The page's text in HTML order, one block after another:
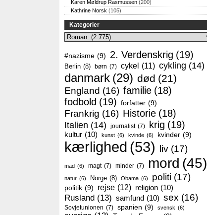
Karen Møldrup Rasmussen (200)
Kathrine Norsk (105)
Kategorier
Kategorier
#nazisme (9) 2. Verdenskrig (19)
Berlin (8) børn (7) cykel (11) cykling (14)
danmark (29) død (21)
England (16) familie (18)
fodbold (19) forfatter (9)
Frankrig (16) Historie (18)
Italien (14) journalist (7) krig (19)
kultur (10) kunst (6) kvinde (6) kvinder (9)
kærlighed (53) liv (17)
mad (6) magt (7) minder (7) mord (45)
natur (6) Norge (8) Obama (6) politi (17)
politik (9) rejse (12) religion (10)
Rusland (13) samfund (10) sex (16)
Sovjetunionen (7) spanien (9) svensk (6)